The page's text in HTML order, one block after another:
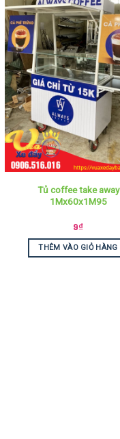
Tủ coffee take away
1Mx60x1M95
9₫
THÊM VÀO GIỎ HÀNG